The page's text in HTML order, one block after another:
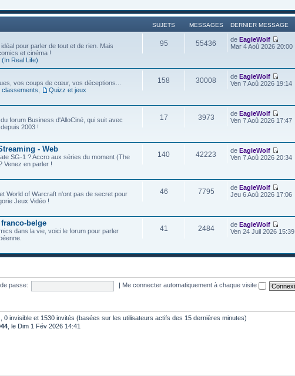
SUJETS MESSAGES DERNIER MESSAGE
pour parler de tout et de rien. Mais
et cinéma !
Real Life)
95 55436 deEagleWolf
Mar 4 Aoû 2026 20:00
vos coups de cœur, vos déceptions...
classements Quizz et jeux
158 30008 deEagleWolf
Ven 7 Aoû 2026 19:14
forum Business d'AlloCiné, qui suit avec
2003 !
17 3973 deEagleWolf
Ven 7 Aoû 2026 17:47
- Web
SG-1 ? Accro aux séries du moment (The
Venez en parler !
140 42223 deEagleWolf
Ven 7 Aoû 2026 20:34
World of Warcraft n'ont pas de secret pour
Jeux Vidéo !
46 7795 deEagleWolf
Jeu 6 Aoû 2026 17:06
belge
dans la vie, voici le forum pour parler
41 2484 deEagleWolf
Ven 24 Juil 2026 15:39
passe: Me connecter automatiquement à chaque visite
0 invisible et 1530 invités (basées sur les utilisateurs actifs des 15 dernières minutes)
, le Dim 1 Fév 2026 14:41